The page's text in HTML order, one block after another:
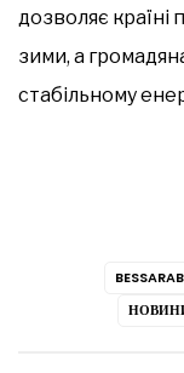
дозволяє країні
зими, а
стабільному